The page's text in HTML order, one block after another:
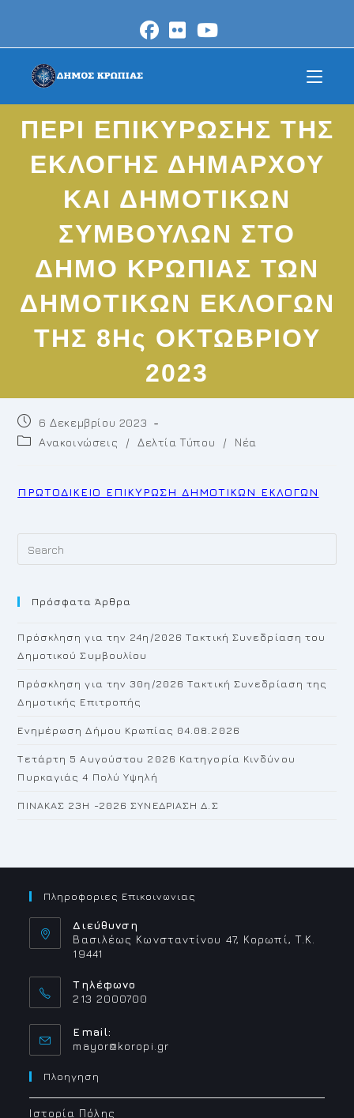
content
ΠΕΡΙ ΕΠΙΚΥΡΩΣΗΣ ΤΗΣ
ΕΚΛΟΓΗΣ ΔΗΜΑΡΧΟΥ
ΚΑΙ ΔΗΜΟΤΙΚΩΝ
ΣΥΜΒΟΥΛΩΝ ΣΤΟ
ΔΗΜΟ ΚΡΩΠΙΑΣ ΤΩΝ
ΔΗΜΟΤΙΚΩΝ ΕΚΛΟΓΩΝ
ΤΗΣ 8Ης ΟΚΤΩΒΡΙΟΥ
2023
Post
published:
6 Δεκεμβρίου 2023
PostΑνακοινώσεις / Δελτία Τύπου / Νέα
ΠΡΩΤΟΔΙΚΕΙΟ ΕΠΙΚΥΡΩΣΗ ΔΗΜΟΤΙΚΩΝ ΕΚΛΟΓΩΝ
Πρόσφατα Άρθρα
Πρόσκληση για την 24η/2026 Τακτική Συνεδρίαση του
Δημοτικού Συμβουλίου
Πρόσκληση για την 30η/2026 Τακτική Συνεδρίαση της
Δημοτικής Επιτροπής
Ενημέρωση Δήμου Κρωπίας 04.08.2026
Τετάρτη 5 Αυγούστου 2026 Κατηγορία Κινδύνου
Πυρκαγιάς 4 Πολύ Υψηλή
ΠΙΝΑΚΑΣ 23H -2026 ΣΥΝΕΔΡΙΑΣΗ Δ.Σ
Πληροφοριες Επικοινωνιας
Διεύθυνση
Βασιλέως Κωνσταντίνου 47, Κορωπί, Τ.Κ.
19441
Τηλέφωνο
213 2000700
Email:
mayor@koropi.grOpens
Πλοηγηση
Ιστορία Πόλης